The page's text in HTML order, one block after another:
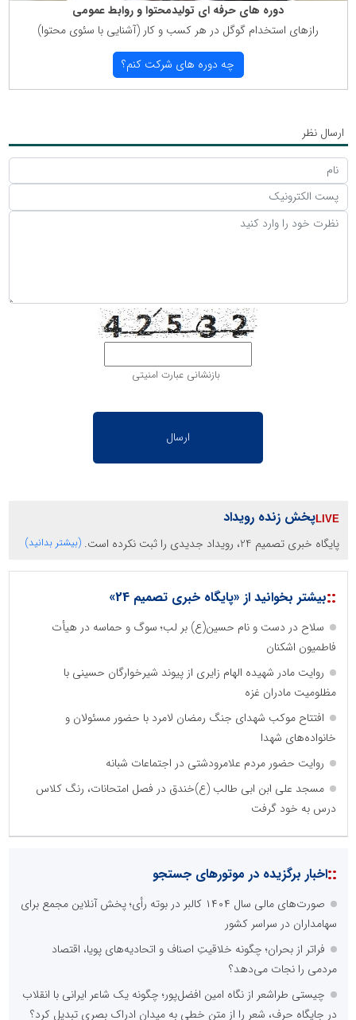
دوره های حرفه ای تولیدمحتوا و روابط عمومی
رازهای استخدام گوگل در هر كسب و كار (آشنایی با سئوی محتوا)
چه دوره های شركت كنم؟
ارسال نظر
بازنشانی عبارت امنیتی
پخش زنده رویداد
پایگاه خبری تصمیم 24، رویداد جدیدی را ثبت نکرده است. (بیشتر بدانید)
::بیشتر بخوانید از «پایگاه خبری تصمیم 24»
سلاح در دست و نام حسین(ع) بر لب؛ سوگ و حماسه در هیأت
فاطمیون اشکنان
روایت مادر شهیده الهام زایری از پیوند شیرخوارگان حسینی با
مظلومیت مادران غزه
افتتاح موکب شهدای جنگ رمضان لامرد با حضور مسئولان و
خانواده‌های شهدا
روایت حضور مردم علامرودشتی در اجتماعات شبانه
مسجد علی ابن ابی طالب (ع)خندق در فصل امتحانات، رنگ کلاس
درس به خود گرفت
::اخبار برگزیده در موتورهای جستجو
صورت‌های مالی سال ۱۴۰۴ کالبر در بوته رأی؛ پخش آنلاین مجمع برای
سهامداران در سراسر کشور
فراتر از بحران؛ چگونه خلاقیتِ اصناف و اتحادیه‌های پویا، اقتصاد
مردمی را نجات می‌دهد؟
چیستی طراشعر از نگاه امین افضل‌پور؛ چگونه یک شاعر ایرانی با انقلاب
در جایگاه حرف، شعر را از متن خطی به میدان ادراک بصری تبدیل کرد؟